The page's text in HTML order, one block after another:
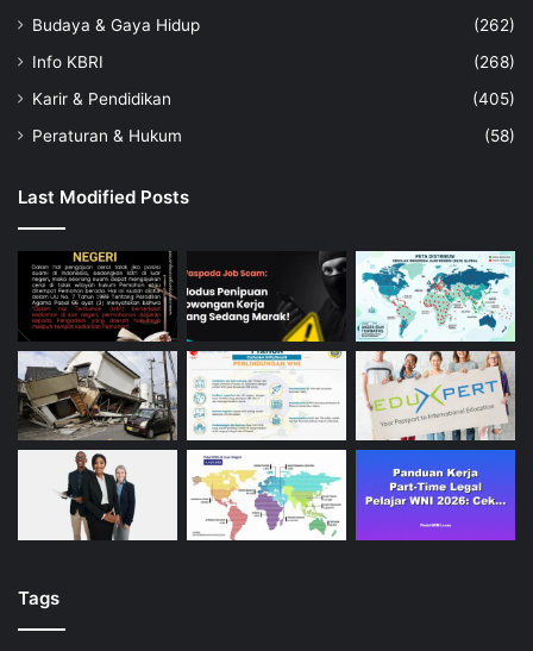
Budaya & Gaya Hidup
(262)
Info KBRI
(268)
Karir & Pendidikan
(405)
Peraturan & Hukum
(58)
Last Modified Posts
Tags